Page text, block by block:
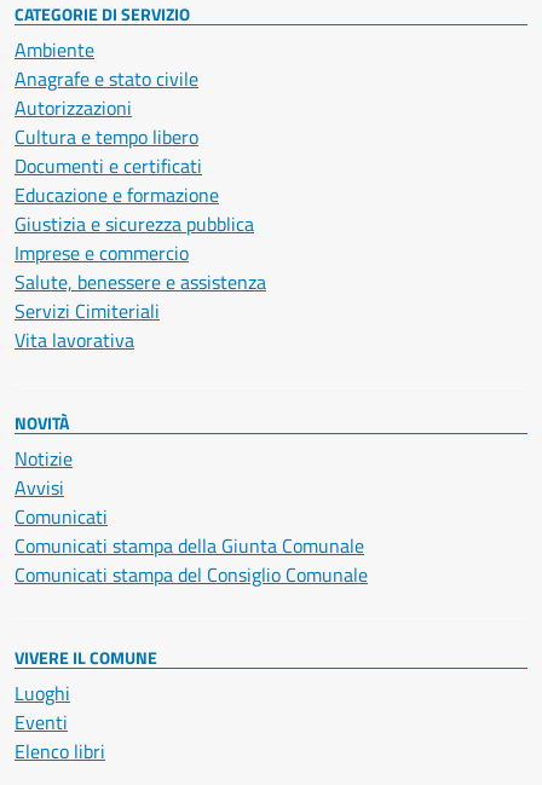
CATEGORIE DI SERVIZIO
Ambiente
Anagrafe e stato civile
Autorizzazioni
Cultura e tempo libero
Documenti e certificati
Educazione e formazione
Giustizia e sicurezza pubblica
Imprese e commercio
Salute, benessere e assistenza
Servizi Cimiteriali
Vita lavorativa
NOVITÀ
Notizie
Avvisi
Comunicati
Comunicati stampa della Giunta Comunale
Comunicati stampa del Consiglio Comunale
VIVERE IL COMUNE
Luoghi
Eventi
Elenco libri